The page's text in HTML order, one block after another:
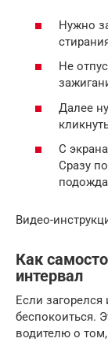
Нужно
Не
Далее
С
Сразу
Видео-
Как
интервал
Если загорелся
беспокоиться.
водителю о